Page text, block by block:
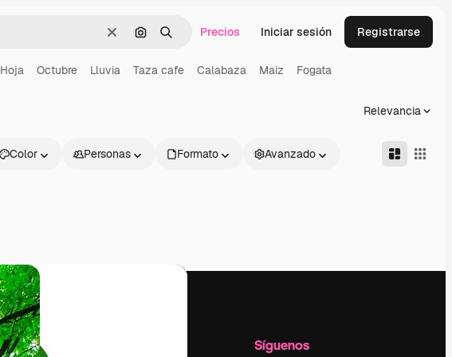
BorrarBuscar por imagen
BuscarPrecios Iniciar sesión Registrarse
Hoja Octubre Lluvia Taza cafe Calabaza Maiz Fogata
Relevancia
Color Personas Formato Avanzado
Información útil Síguenos